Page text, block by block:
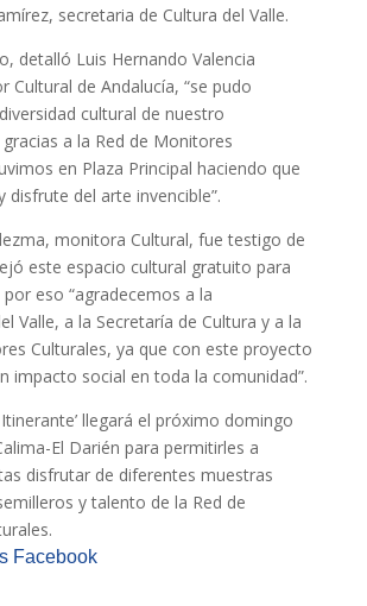
secretaria de Cultura del Valle.
detalló Luis Hernando Valencia
Cultural de Andalucía, “se pudo
cultural de nuestro
a la Red de Monitores
en Plaza Principal haciendo que
disfrute del arte invencible”.
monitora Cultural, fue testigo de
este espacio cultural gratuito para
eso “agradecemos a la
Valle, a la Secretaría de Cultura y a la
Culturales, ya que con este proyecto
impacto social en toda la comunidad”.
Itinerante’ llegará el próximo domingo
El Darién para permitirles a
disfrutar de diferentes muestras
y talento de la Red de
Facebook